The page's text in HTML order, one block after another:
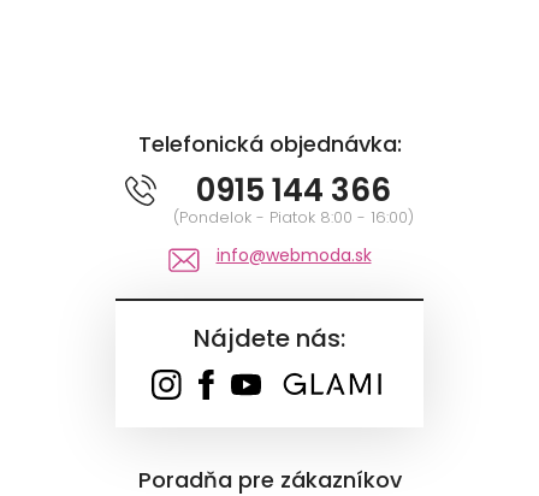
Telefonická objednávka:
0915 144 366
(Pondelok - Piatok 8:00 - 16:00)
info@webmoda.sk
Nájdete nás:
Poradňa pre zákazníkov